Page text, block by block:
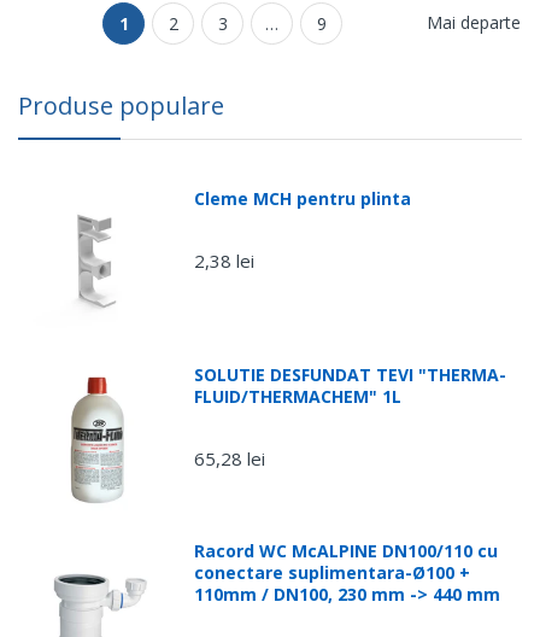
1 2 3 … 9 Mai departe
Produse populare
Cleme MCH pentru plinta
2,38 lei
SOLUTIE DESFUNDAT TEVI "THERMA-
FLUID/THERMACHEM" 1L
65,28 lei
Racord WC McALPINE DN100/110 cu
conectare suplimentara-Ø100 +
110mm / DN100, 230 mm -> 440 mm